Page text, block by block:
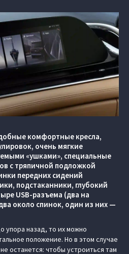
комфортные кресла,
очень мягкие
«ушками», специальные
с тряпичной подложкой
передних сидений
подстаканники, глубокий
USB-разъема (два на
около спинок, один из них —
упора назад, то их можно
положение. Но в этом случае
останется: чтобы устроиться там